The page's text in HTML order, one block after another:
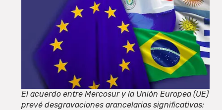
El acuerdo entre Mercosur y la Unión Europea (UE)
prevé desgravaciones arancelarias significativas: